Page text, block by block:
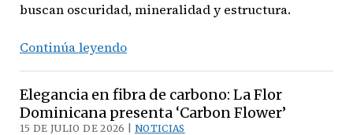
buscan oscuridad, mineralidad y estructura.
Continúa leyendoPerdomo
Anniversary
Box-
Pressed
Elegancia en fibra de carbono: La Flor
Dominicana presenta ‘Carbon Flower’
15 DE JULIO DE 2026 | NOTICIAS